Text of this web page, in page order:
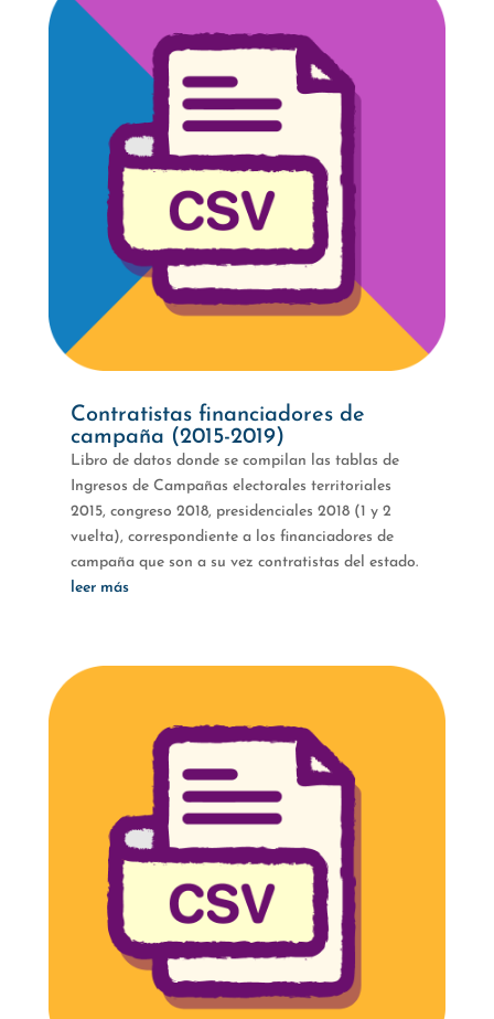
Contratistas financiadores de
campaña (2015-2019)
Libro de datos donde se compilan las tablas de
Ingresos de Campañas electorales territoriales
2015, congreso 2018, presidenciales 2018 (1 y 2
vuelta), correspondiente a los financiadores de
campaña que son a su vez contratistas del estado.
leer más